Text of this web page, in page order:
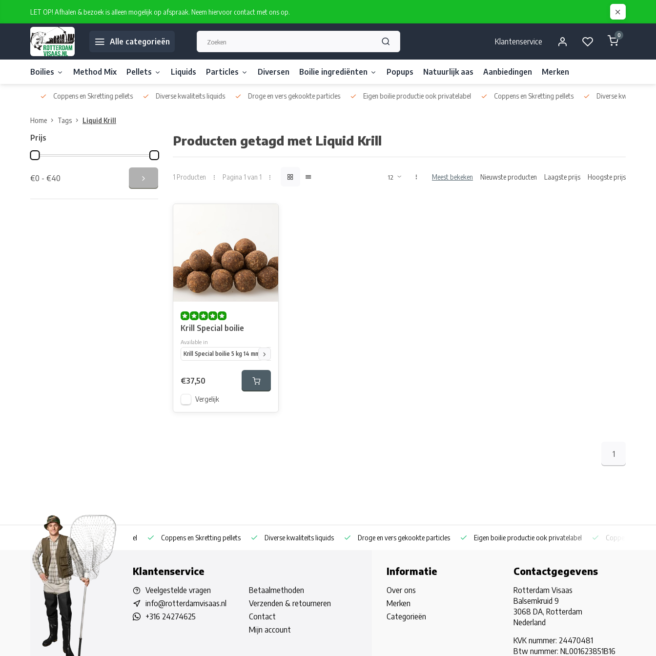
LET OP! Afhalen & bezoek is alleen mogelijk op afspraak. Neem hiervoor contact met ons op.
Alle categorieën Klantenservice
0
Boilies Method Mix Pellets Liquids Particles Diversen Boilie ingrediënten Popups Natuurlijk aas Aanbiedingen Merken
Coppens en Skretting pellets Diverse kwaliteits liquids Droge en vers gekookte particles Eigen boilie productie ook privatelabel Coppens en Skretting pellets Diverse kwaliteits liquids
Home Tags Liquid Krill
Prijs
€0 - €40
Producten getagd met Liquid Krill
1 Producten Pagina 1 van 1 Meest bekeken Nieuwste producten Laagste prijs Hoogste prijs
Krill Special boilie
Available in
Krill Special boilie 5 kg 14 mm
€37,50
Vergelijk
1
Eigen boilie productie ook privatelabel Coppens en Skretting pellets Diverse kwaliteits liquids Droge en vers gekookte particles Eigen boilie productie ook privatelabel Coppens en Skretting
Klantenservice
Veelgestelde vragen
info@rotterdamvisaas.nl
+316 24274625
Betaalmethoden
Verzenden & retourneren
Contact
Mijn account
Informatie
Over ons
Merken
Categorieën
Contactgegevens
Rotterdam Visaas
Balsemkruid 9
3068 DA, Rotterdam
Nederland
KVK nummer: 24470481
Btw nummer: NL001623851B16